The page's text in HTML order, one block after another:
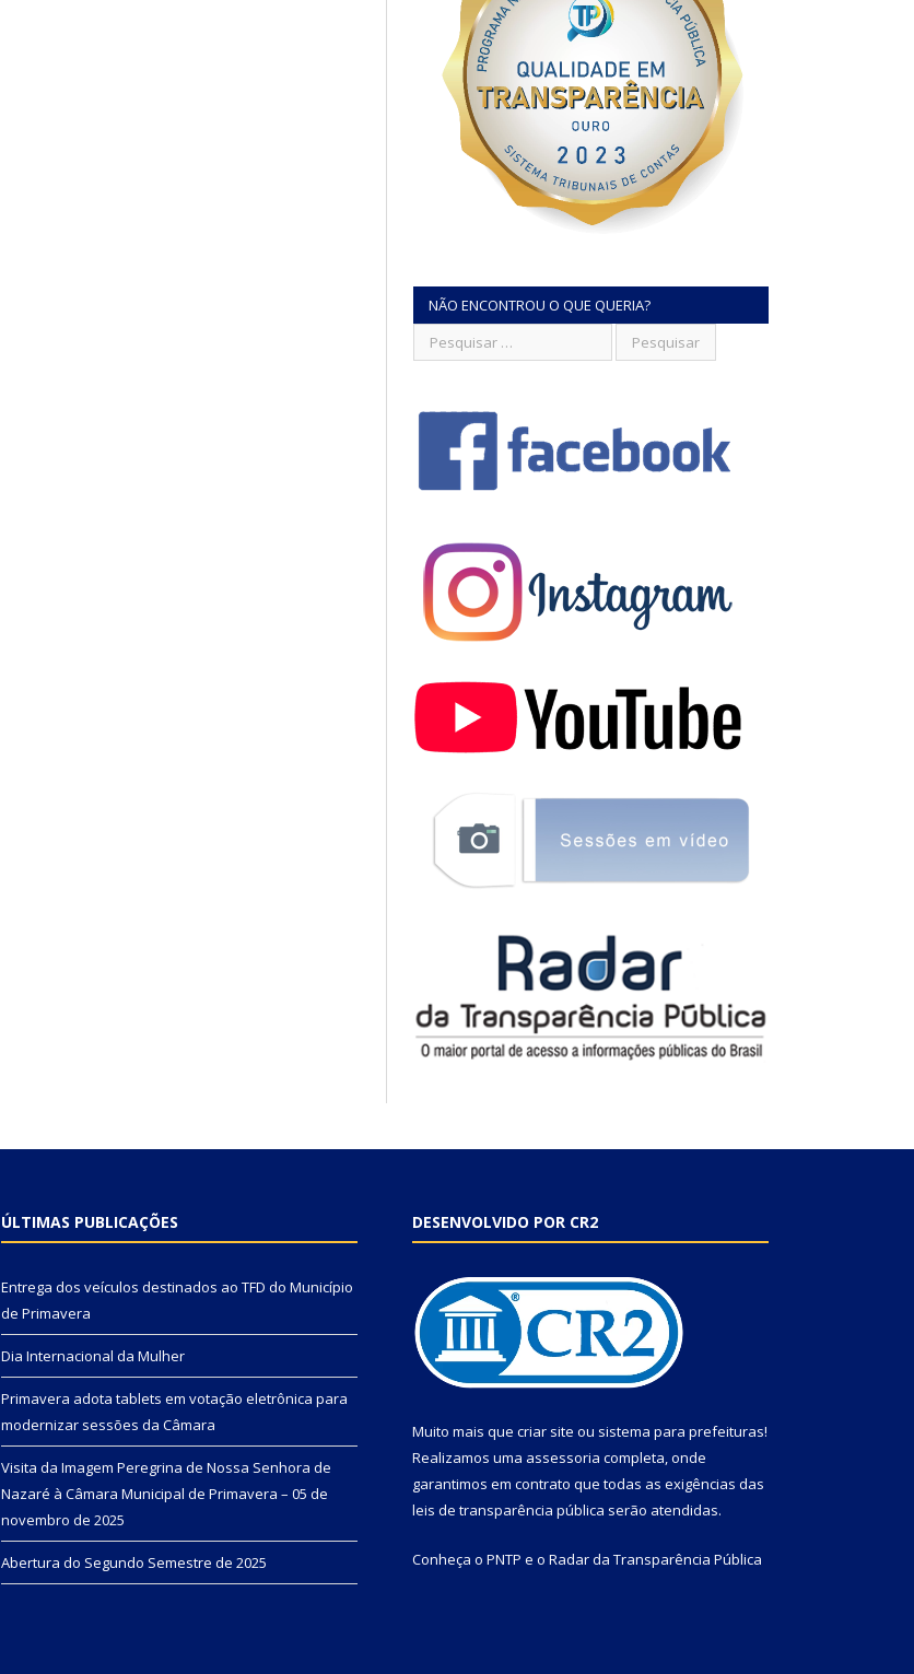
NÃO ENCONTROU O QUE QUERIA?
ÚLTIMAS PUBLICAÇÕES
Entrega dos veículos destinados ao TFD do Município
de Primavera
Dia Internacional da Mulher
Primavera adota tablets em votação eletrônica para
modernizar sessões da Câmara
Visita da Imagem Peregrina de Nossa Senhora de
Nazaré à Câmara Municipal de Primavera – 05 de
novembro de 2025
Abertura do Segundo Semestre de 2025
DESENVOLVIDO POR CR2
Muito mais que criar site ou sistema para prefeituras!
Realizamos uma assessoria completa, onde
garantimos em contrato que todas as exigências das
leis de transparência pública serão atendidas.
Conheça o PNTP e o Radar da Transparência Pública